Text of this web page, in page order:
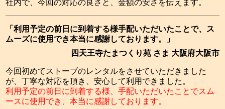
社内で、今回の対応の良さと、金額の安さを伝えます。
「利用予定の前日に到着する様手配いただいたことで、ス
ムーズに使用でき本当に感謝しております。」
四天王寺たまつくり苑 さま 大阪府大阪市
今回初めてストーブのレンタルをさせていただきました
が、丁寧な対応を頂き、安心して利用できました。
利用予定の前日に到着する様、手配いただいたことでスム
ースに使用でき、本当に感謝しております。